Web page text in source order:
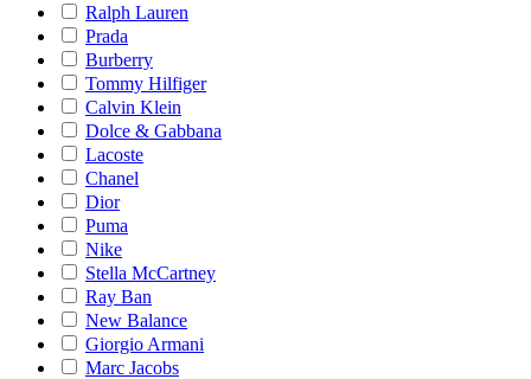
Ralph Lauren
Prada
Burberry
Tommy Hilfiger
Calvin Klein
Dolce & Gabbana
Lacoste
Chanel
Dior
Puma
Nike
Stella McCartney
Ray Ban
New Balance
Giorgio Armani
Marc Jacobs